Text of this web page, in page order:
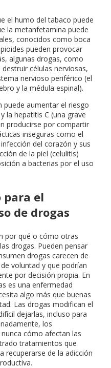
el humo del tabaco puede
la metanfetamina puede
conocidos como boca
pueden provocar
algunas drogas, como
células nerviosas,
nervioso periférico (el
y la médula espinal).
puede aumentar el riesgo
la hepatitis C (una grave
producirse por compartir
inseguras como el
del corazón y sus
de la piel (celulitis)
a bacterias por el uso
para el
de drogas
por qué o cómo otras
drogas. Pueden pensar
drogas carecen de
voluntad y que podrían
por decisión propia. En
es una enfermedad
algo más que buenas
Las drogas modifican el
dejarlas, incluso para
los
cómo afectan las
tratamientos que
recuperarse de la adicción